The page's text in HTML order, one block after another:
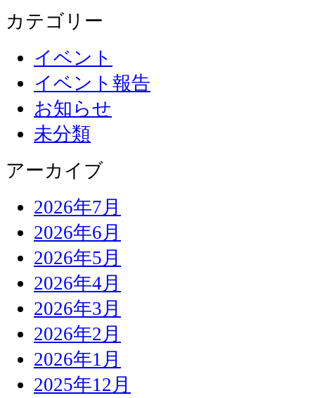
カテゴリー
イベント
イベント報告
お知らせ
未分類
アーカイブ
2026年7月
2026年6月
2026年5月
2026年4月
2026年3月
2026年2月
2026年1月
2025年12月